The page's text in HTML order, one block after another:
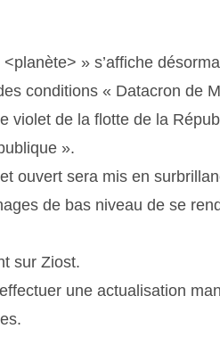
» s’affiche
conditions « Datacron de
violet de la flotte de la
».
ouvert sera mis en
de bas niveau de se
sur Ziost.
une actualisation